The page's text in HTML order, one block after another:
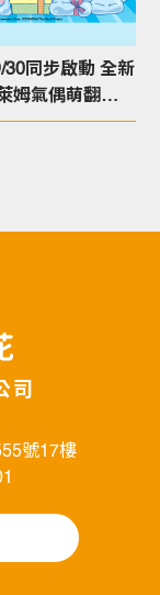
30同步啟動 全新
姆氣偶萌翻眾
司
號17樓